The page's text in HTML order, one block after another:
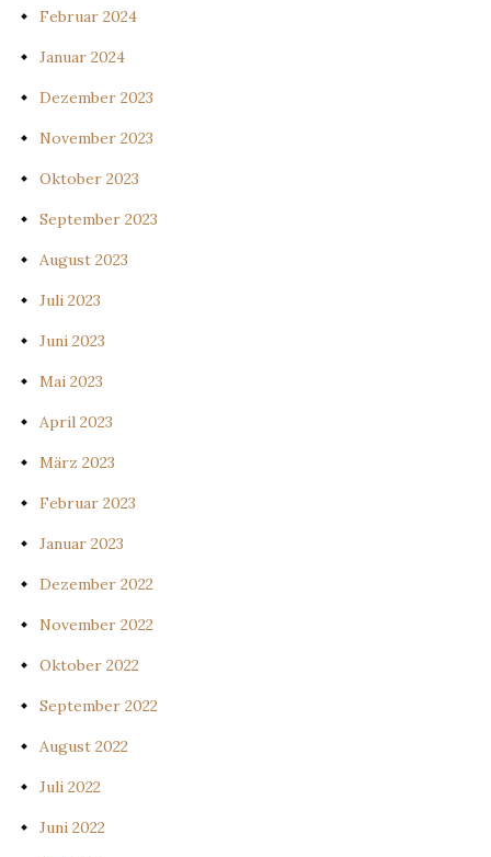
Februar 2024
Januar 2024
Dezember 2023
November 2023
Oktober 2023
September 2023
August 2023
Juli 2023
Juni 2023
Mai 2023
April 2023
März 2023
Februar 2023
Januar 2023
Dezember 2022
November 2022
Oktober 2022
September 2022
August 2022
Juli 2022
Juni 2022